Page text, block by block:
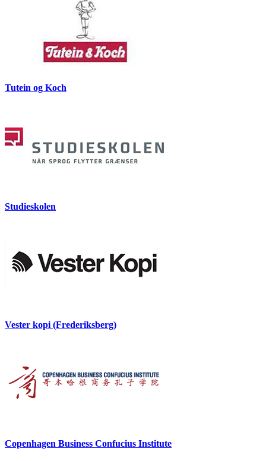
Tutein og Koch
Studieskolen
Vester kopi (Frederiksberg)
Copenhagen Business Confucius Institute